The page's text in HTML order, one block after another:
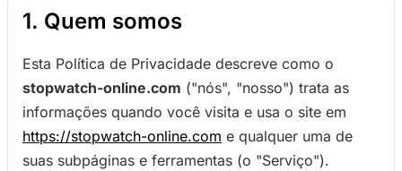
1. Quem somos
Esta Política de Privacidade descreve como o
stopwatch-online.com ("nós", "nosso") trata as
informações quando você visita e usa o site em
https://stopwatch-online.com e qualquer uma de
suas subpáginas e ferramentas (o "Serviço").